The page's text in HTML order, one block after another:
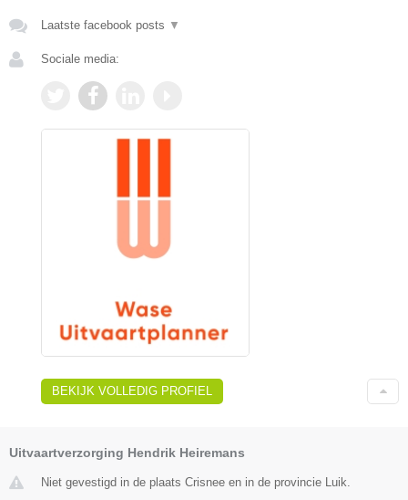
Laatste facebook posts ▼
Sociale media:
BEKIJK VOLLEDIG PROFIEL
Uitvaartverzorging Hendrik Heiremans
Niet gevestigd in de plaats Crisnee en in de provincie Luik.